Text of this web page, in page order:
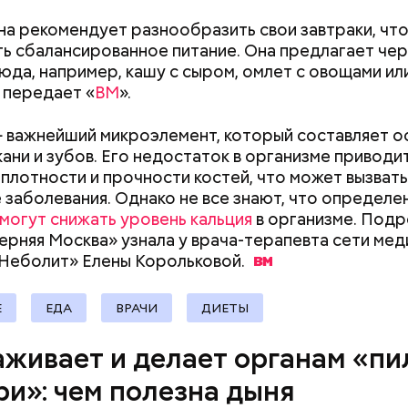
рекомендует разнообразить свои завтраки,
сбалансированное питание. Она предлагает
например, кашу с сыром, омлет с овощами
«ВМ».
микроэлемент, который составляет
и зубов. Его недостаток в организме
и прочности костей, что может вызвать
заболевания. Однако не все знают, что
могут снижать уровень кальция в организме.
Москва» узнала у врача-терапевта сети
Елены Корольковой.
ЕДА ВРАЧИ ДИЕТЫ
и делает органам
чем полезна дыня
С — работает как антиоксидант,
выработке соединительной ткани, улучшает
— достаточно нежная и забирает излишки
кислота (в большом количестве) — она
женщинам, чтобы формировалась нервная
ее рекомендуют принимать для снижения
— это вещество вызывает
которое провоцирует его раннее старение и
заболеваний;
(провитамин А) — отвечает за поддержание
зрения и необходим для обновления кожи.
изнутри», обновляет слизистые оболочки
зеаксантин — эти каротиноиды отлично
мочегонное действие, поддерживает
Диетолог
рассказала, как
натуральную
претендовать
документы